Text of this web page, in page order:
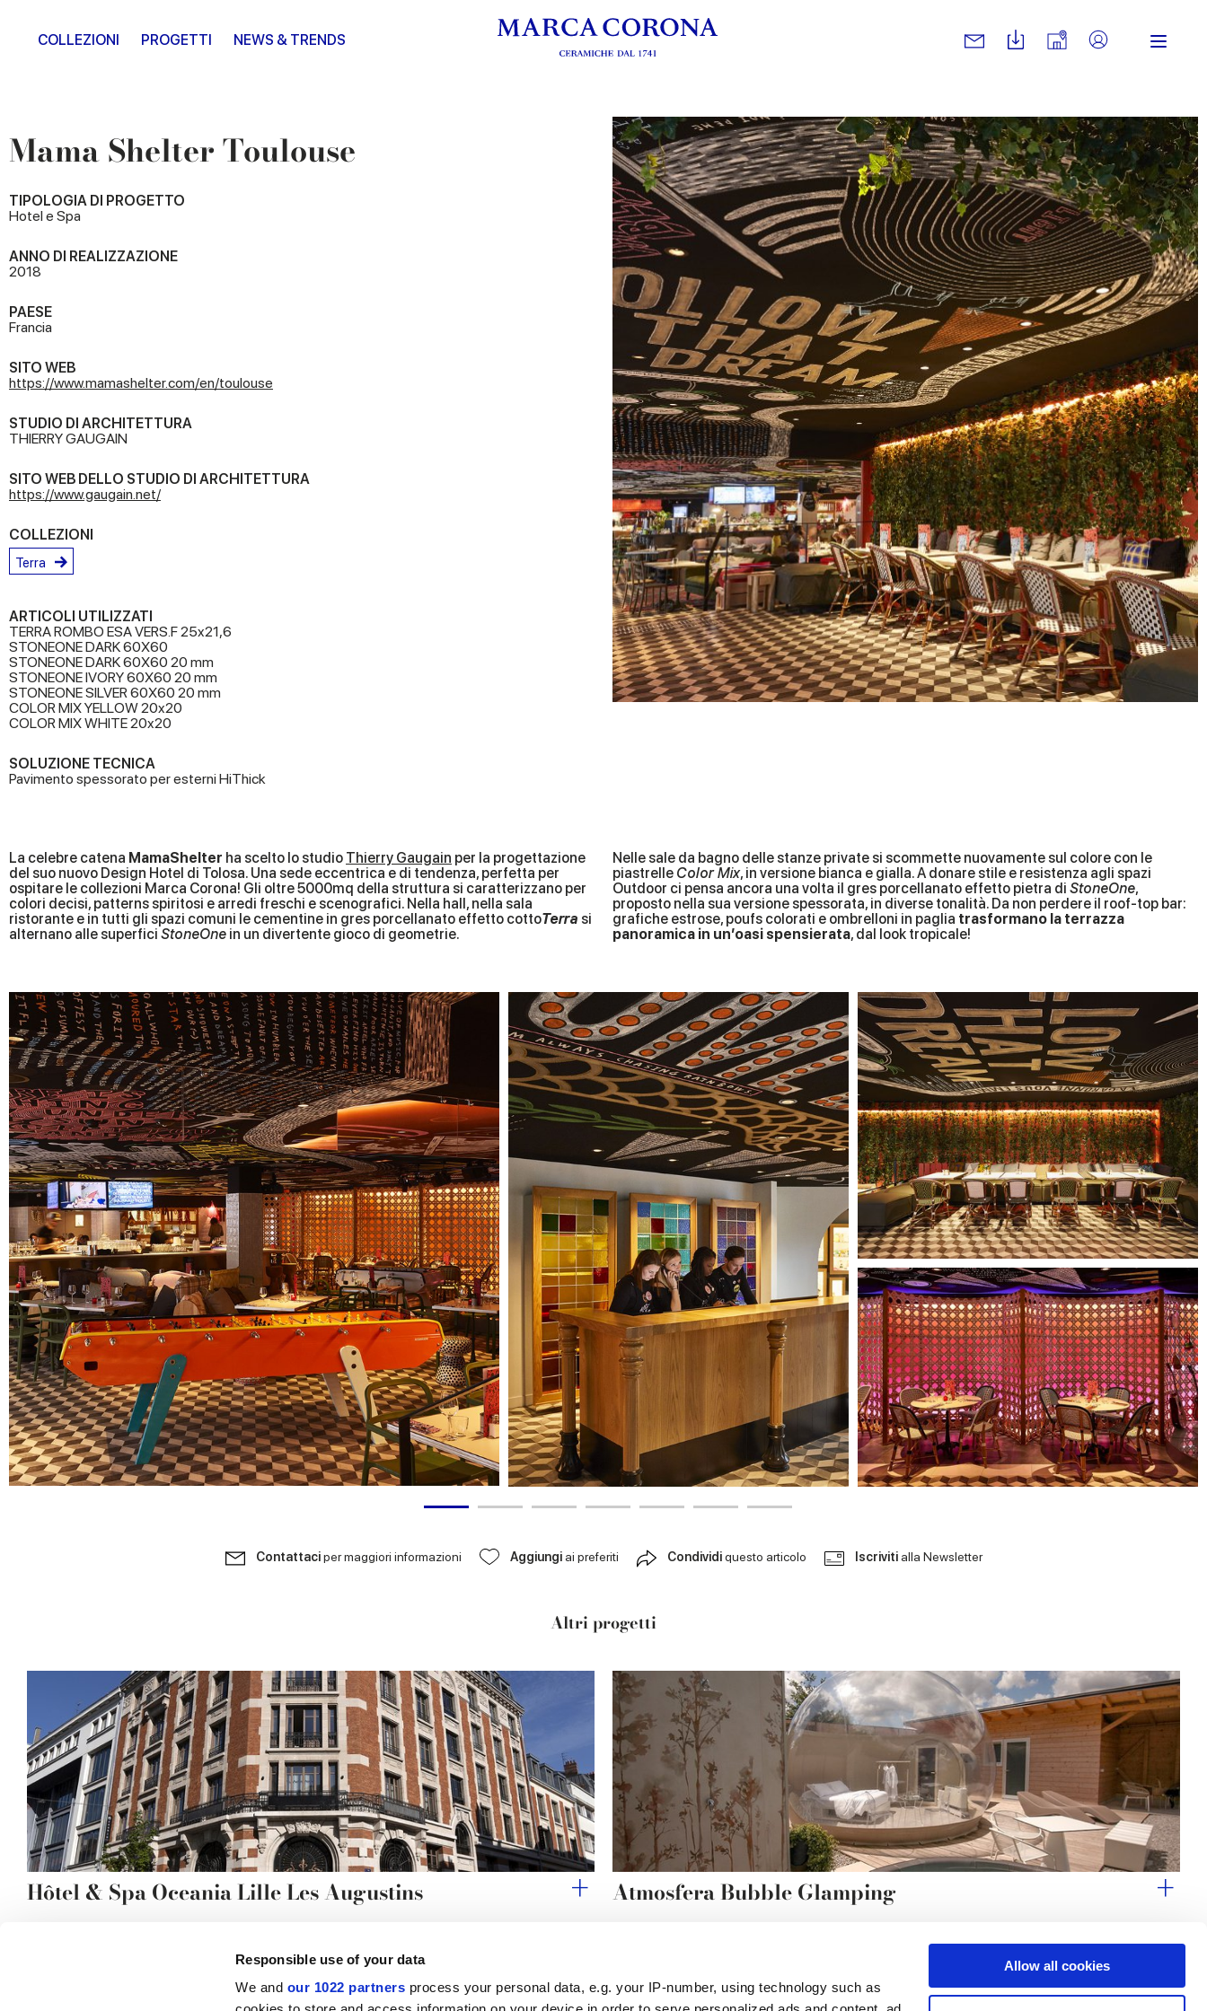
Responsible use of your data
We and our 1022 partners process your personal data, e.g. your IP-number, using technology such as
Allow all cookies
COLLEZIONI PROGETTI NEWS & TRENDS
Mama Shelter Toulouse
TIPOLOGIA DI PROGETTO
Hotel e Spa
ANNO DI REALIZZAZIONE
2018
PAESE
Francia
SITO WEB
https://www.mamashelter.com/en/toulouse
STUDIO DI ARCHITETTURA
THIERRY GAUGAIN
SITO WEB DELLO STUDIO DI ARCHITETTURA
https://www.gaugain.net/
COLLEZIONI
Terra
ARTICOLI UTILIZZATI
TERRA ROMBO ESA VERS.F 25x21,6
STONEONE DARK 60X60
STONEONE DARK 60X60 20 mm
STONEONE IVORY 60X60 20 mm
STONEONE SILVER 60X60 20 mm
COLOR MIX YELLOW 20x20
COLOR MIX WHITE 20x20
SOLUZIONE TECNICA
Pavimento spessorato per esterni HiThick
La celebre catena MamaShelter ha scelto lo studio Thierry Gaugain per la progettazione
del suo nuovo Design Hotel di Tolosa. Una sede eccentrica e di tendenza, perfetta per
ospitare le collezioni Marca Corona! Gli oltre 5000mq della struttura si caratterizzano per
colori decisi, patterns spiritosi e arredi freschi e scenografici. Nella hall, nella sala
ristorante e in tutti gli spazi comuni le cementine in gres porcellanato effetto cottoTerra si
alternano alle superfici StoneOne in un divertente gioco di geometrie.
Nelle sale da bagno delle stanze private si scommette nuovamente sul colore con le
piastrelle Color Mix, in versione bianca e gialla. A donare stile e resistenza agli spazi
Outdoor ci pensa ancora una volta il gres porcellanato effetto pietra di StoneOne,
proposto nella sua versione spessorata, in diverse tonalità. Da non perdere il roof-top bar:
grafiche estrose, poufs colorati e ombrelloni in paglia trasformano la terrazza
panoramica in un’oasi spensierata, dal look tropicale!
Contattaciper maggiori informazioni Aggiungi ai preferiti Condividiquesto articolo Iscriviti alla Newsletter
Altri progetti
Hôtel & Spa Oceania Lille Les Augustins Atmosfera Bubble Glamping
© 2026 CERAMICHE MARCA CORONA S.P.A. Link utili Area legale